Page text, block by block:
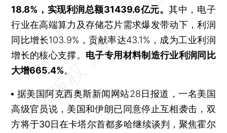
18.8%，实现利润总额31439.6亿元。其中，电子
行业在高端算力及存储芯片需求爆发带动下，利润
同比增长103.9%，贡献率达43.1%，成为工业利润
增长的核心支撑。 电子专用材料制造行业利润同比
大增665.4%。
据美国阿克西奥斯新闻网站28日报道，一名美国
高级官员说，美国和伊朗已同意停止互相袭击， 双
方将于30日在卡塔尔首都多哈继续谈判 ，聚焦霍尔